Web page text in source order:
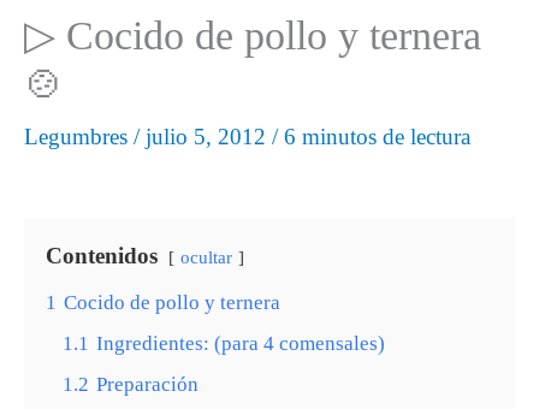
▷ Cocido de pollo y ternera
🍲
Legumbres /julio 5, 2012 /6 minutos de lectura
Contenidos ocultar
1 Cocido de pollo y ternera
1.1 Ingredientes: (para 4 comensales)
1.2 Preparación